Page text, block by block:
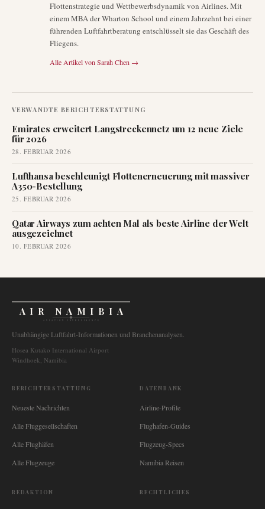
Flottenstrategie und Wettbewerbsdynamik von Airlines. Mit
einem MBA der Wharton School und einem Jahrzehnt bei einer
führenden Luftfahrtberatung entschlüsselt sie das Geschäft des
Fliegens.
Alle Artikel von Sarah Chen →
VERWANDTE BERICHTERSTATTUNG
Emirates erweitert Langstreckennetz um 12 neue Ziele
für 2026
28. FEBRUAR 2026
Lufthansa beschleunigt Flottenerneuerung mit massiver
A350-Bestellung
25. FEBRUAR 2026
Qatar Airways zum achten Mal als beste Airline der Welt
ausgezeichnet
10. FEBRUAR 2026
AIR NAMIBIA
AVIATION INTELLIGENCE
Unabhängige Luftfahrt-Informationen und Branchenanalysen.
Hosea Kutako International Airport
Windhoek, Namibia
BERICHTERSTATTUNG
Neueste Nachrichten
Alle Fluggesellschaften
Alle Flughäfen
Alle Flugzeuge
DATENBANK
Airline-Profile
Flughafen-Guides
Flugzeug-Specs
Namibia Reisen
REDAKTION RECHTLICHES